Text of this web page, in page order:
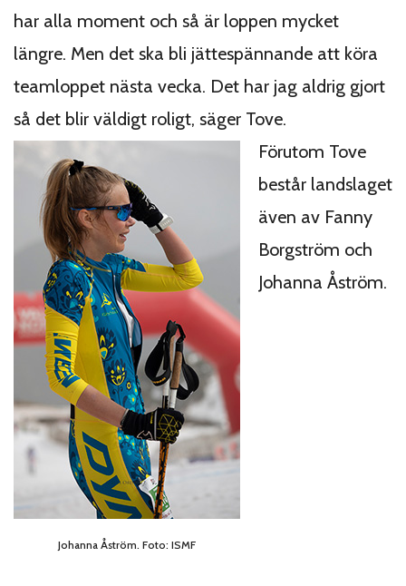
har alla moment och så är loppen mycket
längre. Men det ska bli jättespännande att köra
teamloppet nästa vecka. Det har jag aldrig gjort
så det blir väldigt roligt, säger Tove.
Johanna Åström. Foto: ISMF
Förutom Tove
består landslaget
även av Fanny
Borgström och
Johanna Åström.